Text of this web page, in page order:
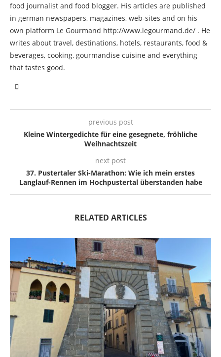
food journalist and food blogger. His articles are published
in german newspapers, magazines, web-sites and on his
own platform Le Gourmand http://www.legourmand.de/ . He
writes about travel, destinations, hotels, restaurants, food &
beverages, cooking, gourmandise cuisine and everything
that tastes good.
previous post
Kleine Wintergedichte für eine gesegnete, fröhliche
Weihnachtszeit
next post
37. Pustertaler Ski-Marathon: Wie ich mein erstes
Langlauf-Rennen im Hochpustertal überstanden habe
RELATED ARTICLES